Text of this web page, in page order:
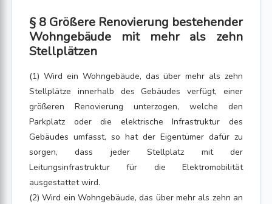
§ 8 Größere Renovierung bestehender
Wohngebäude mit mehr als zehn
Stellplätzen
(1) Wird ein Wohngebäude, das über mehr als zehn
Stellplätze innerhalb des Gebäudes verfügt, einer
größeren Renovierung unterzogen, welche den
Parkplatz oder die elektrische Infrastruktur des
Gebäudes umfasst, so hat der Eigentümer dafür zu
sorgen, dass jeder Stellplatz mit der
Leitungsinfrastruktur für die Elektromobilität
ausgestattet wird.
(2) Wird ein Wohngebäude, das über mehr als zehn an